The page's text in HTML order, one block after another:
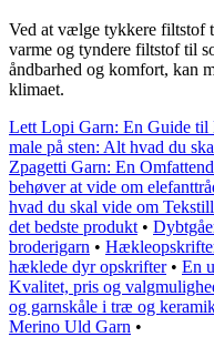
Ved at vælge tykkere filtstof
varme og tyndere filtstof til
åndbarhed og komfort, kan
klimaet.
Lett Lopi Garn: En Guide
male på sten: Alt hvad du
Zpagetti Garn: En
behøver at vide om
hvad du skal vide om
det bedste produkt •
broderigarn •
hæklede dyr opskrifter• En
Kvalitet, pris og
og garnskåle i træ og
Merino Uld Garn •